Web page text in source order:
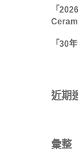
「
「30
近期
彙整